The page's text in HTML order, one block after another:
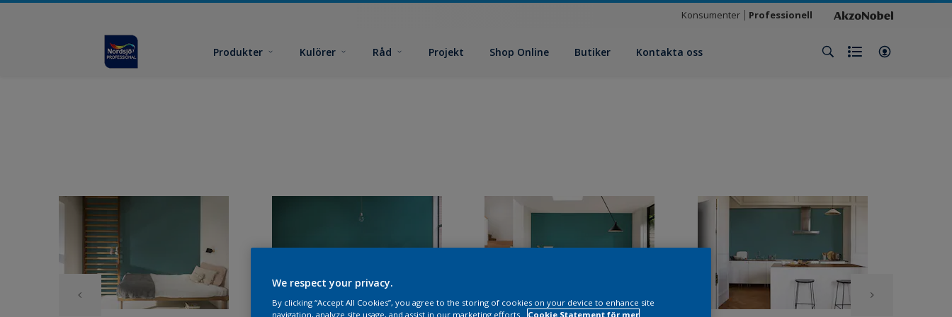
Konsumenter Professionell
Produkter Kulörer Råd Projekt Shop Online Butiker Kontakta oss
We respect your privacy.
By clicking “Accept All Cookies”, you agree to the storing of cookies on your device to enhance site
navigation, analyze site usage, and assist in our marketing efforts.
Cookie Statement för mer